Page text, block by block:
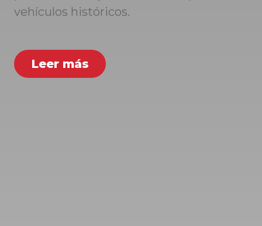
vehículos históricos.
Leer más